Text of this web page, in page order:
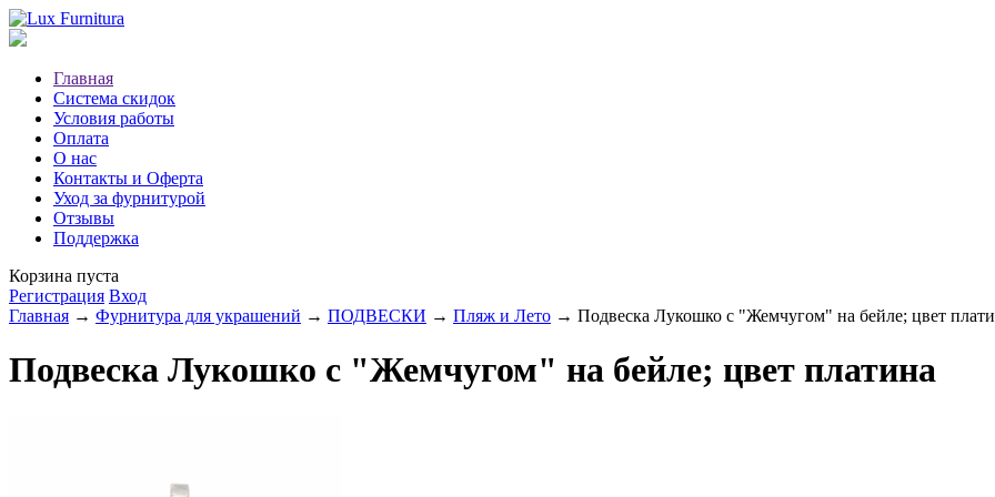
Главная
Система скидок
Условия работы
Оплата
О нас
Контакты и Оферта
Уход за фурнитурой
Отзывы
Поддержка
Корзина пуста
Регистрация Вход
Главная → Фурнитура для украшений → ПОДВЕСКИ → Пляж и Лето → Подвеска Лукошко с "Жемчугом" на бейле; цвет
Подвеска Лукошко с "Жемчугом" на бейле; цвет платина